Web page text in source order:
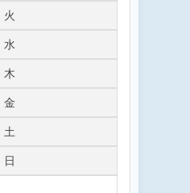
火
水
木
金
土
日